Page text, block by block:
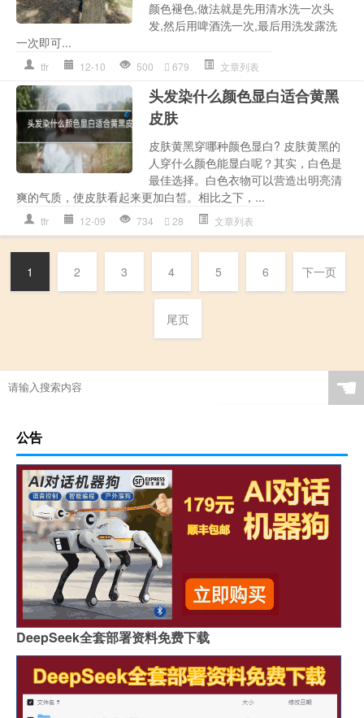
颜色褪色,做法就是先用清水洗一次头
发,然后用啤酒洗一次,最后用洗发露洗
一次即可...
tfr 12-10 500 679 文章列表
头发染什么颜色显白适合黄黑
皮肤
皮肤黄黑穿哪种颜色显白? 皮肤黄黑的
人穿什么颜色能显白呢？其实，白色是
最佳选择。白色衣物可以营造出明亮清
爽的气质，使皮肤看起来更加白皙。相比之下，...
tfr 12-09 734 28 文章列表
1 2 3 4 5 6 下一页
尾页
☚
公告
DeepSeek全套部署资料免费下载